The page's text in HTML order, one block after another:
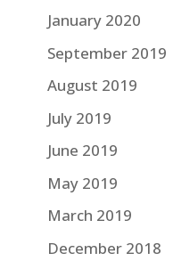
January 2020
September 2019
August 2019
July 2019
June 2019
May 2019
March 2019
December 2018